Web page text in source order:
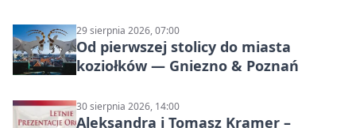
29 sierpnia 2026, 07:00
Od pierwszej stolicy do miasta
koziołków — Gniezno & Poznań
30 sierpnia 2026, 14:00
Aleksandra i Tomasz Kramer –